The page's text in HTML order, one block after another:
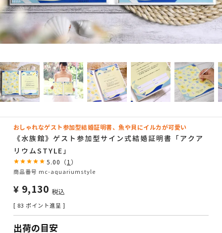
おしゃれなゲスト参加型結婚証明書、魚や貝にイルカが可愛い
《水族館》ゲスト参加型サイン式結婚証明書「アクア
リウムSTYLE」
5.00 （ 1 ）
商品番号 mc-aquariumstyle
¥ 9,130 税込
[ 83 ポイント進呈 ]
出荷の目安